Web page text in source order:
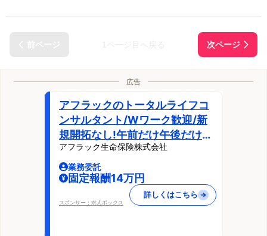
広告
アフラックのトータルライフコ
ンサルタント/Wワーク歓迎/新
規開拓なし!午前だけ午後だけ勤
務もOK!/自由な働き方のライフ
パートナー
アフラック生命保険株式会社
業務委託
固定報酬14万円
スポンサー：求人ボックス
詳しくはこちら